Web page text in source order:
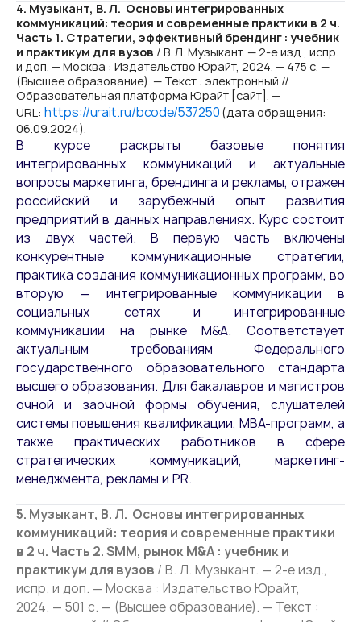
4. Музыкант, В. Л. Основы интегрированных
коммуникаций: теория и современные практики в 2 ч.
Часть 1. Стратегии, эффективный брендинг : учебник
и практикум для вузов / В. Л. Музыкант. — 2-е изд., испр.
и доп. — Москва : Издательство Юрайт, 2024. — 475 с. —
(Высшее образование). — Текст : электронный //
Образовательная платформа Юрайт [сайт]. —
URL: https://urait.ru/bcode/537250 (дата обращения:
06.09.2024).
В курсе раскрыты базовые понятия
интегрированных коммуникаций и актуальные
вопросы маркетинга, брендинга и рекламы, отражен
российский и зарубежный опыт развития
предприятий в данных направлениях. Курс состоит
из двух частей. В первую часть включены
конкурентные коммуникационные стратегии,
практика создания коммуникационных программ, во
вторую — интегрированные коммуникации в
социальных сетях и интегрированные
коммуникации на рынке M&A. Соответствует
актуальным требованиям Федерального
государственного образовательного стандарта
высшего образования. Для бакалавров и магистров
очной и заочной формы обучения, слушателей
системы повышения квалификации, MBA-программ, а
также практических работников в сфере
стратегических коммуникаций, маркетинг-
менеджмента, рекламы и PR.
5. Музыкант, В. Л. Основы интегрированных
коммуникаций: теория и современные практики
в 2 ч. Часть 2. SMM, рынок M&A : учебник и
практикум для вузов / В. Л. Музыкант. — 2-е изд.,
испр. и доп. — Москва : Издательство Юрайт,
2024. — 501 с. — (Высшее образование). — Текст :